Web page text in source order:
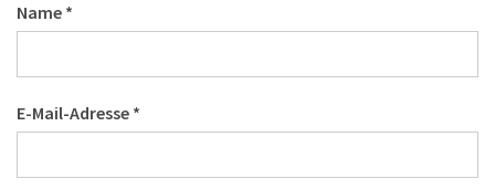
Name *
E-Mail-Adresse *